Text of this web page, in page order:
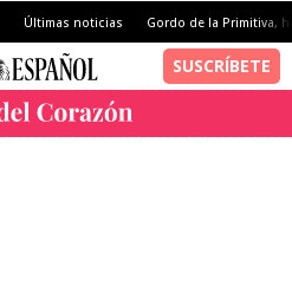
Últimas noticias Gordo de la Primitiva,